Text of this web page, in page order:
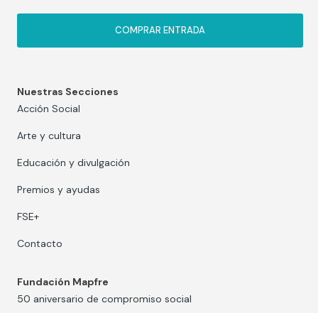
COMPRAR ENTRADA
Nuestras Secciones
Acción Social
Arte y cultura
Educación y divulgación
Premios y ayudas
FSE+
Contacto
Fundación Mapfre
50 aniversario de compromiso social